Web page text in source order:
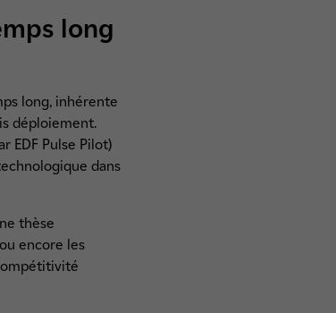
long
long, inhérente
déploiement.
EDF Pulse Pilot)
dans
thèse
encore les